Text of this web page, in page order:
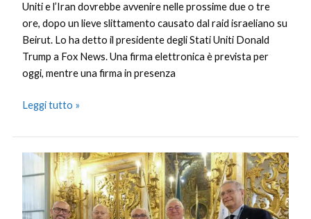
Uniti e l’Iran dovrebbe avvenire nelle prossime due o tre
ore, dopo un lieve slittamento causato dal raid israeliano su
Beirut. Lo ha detto il presidente degli Stati Uniti Donald
Trump a Fox News. Una firma elettronica è prevista per
oggi, mentre una firma in presenza
Leggi tutto »
Pozza
confermato
guida